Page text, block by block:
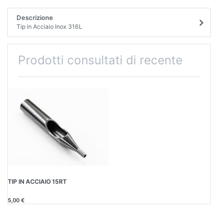
Descrizione
Tip in Acciaio Inox 316L
Prodotti consultati di recente
TIP IN ACCIAIO 15RT
5,00 €